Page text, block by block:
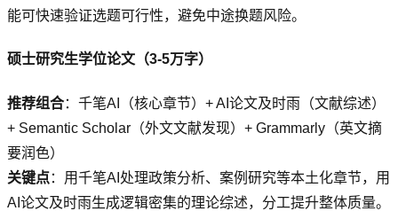
能可快速验证选题可行性，避免中途换题风险。
硕士研究生学位论文（3-5万字）
推荐组合：千笔AI（核心章节）+ AI论文及时雨（文献综述）
+ Semantic Scholar（外文文献发现）+ Grammarly（英文摘
要润色）
关键点：用千笔AI处理政策分析、案例研究等本土化章节，用
AI论文及时雨生成逻辑密集的理论综述，分工提升整体质量。